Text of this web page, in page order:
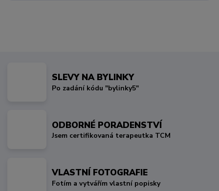
SLEVY NA BYLINKY
Po zadání kódu "bylinky5"
ODBORNÉ PORADENSTVÍ
Jsem certifikovaná terapeutka TCM
VLASTNÍ FOTOGRAFIE
Fotím a vytvářím vlastní popisky